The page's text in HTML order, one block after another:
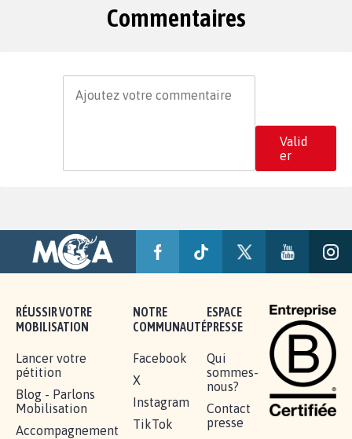
Commentaires
Valid
er
RÉUSSIR VOTRE
MOBILISATION
Lancer votre
pétition
Blog - Parlons
Mobilisation
Accompagnement
NOTRE
COMMUNAUTÉ
Facebook
X
Instagram
TikTok
ESPACE
PRESSE
Qui
sommes-
nous?
Contact
presse